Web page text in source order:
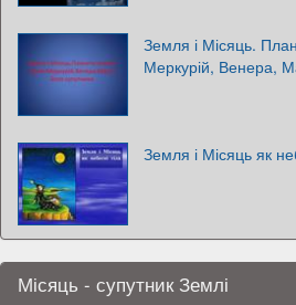
Земля і Місяць.
Меркурій, Венера,
Земля і Місяць як
Місяць - супутник Землі